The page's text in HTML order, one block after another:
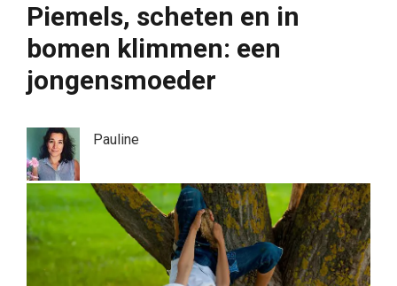
Piemels, scheten en in
bomen klimmen: een
jongensmoeder
Pauline